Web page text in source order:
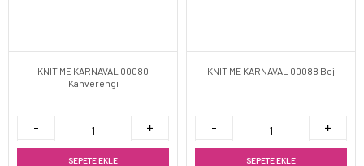
KNIT ME KARNAVAL 00080
Kahverengi
SEPETE EKLE
KNIT ME KARNAVAL 00088 Bej
SEPETE EKLE